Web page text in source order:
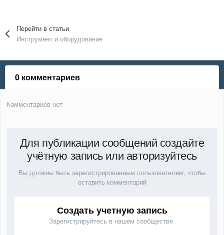
Перейти в статьи
Инструмент и оборудование
0 комментариев
Комментариев нет
Для публикации сообщений создайте
учётную запись или авторизуйтесь
Вы должны быть зарегистрированным пользователем, чтобы
оставить комментарий
Создать учетную запись
Зарегистрируйтесь в нашем сообществе.